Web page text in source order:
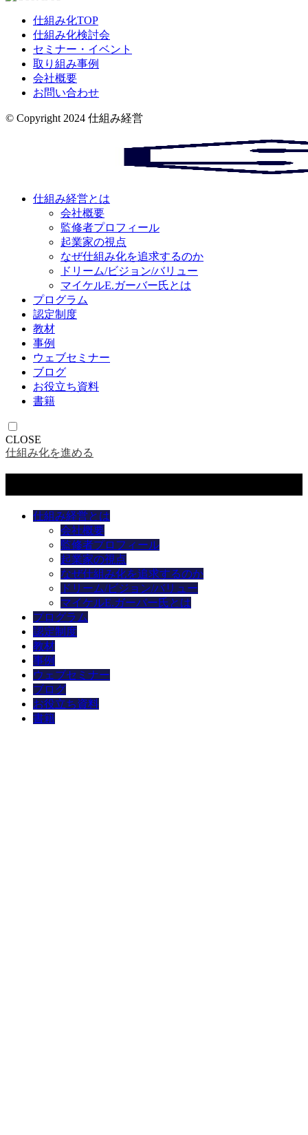
仕組み化TOP
仕組み化検討会
セミナー・イベント
取り組み事例
会社概要
お問い合わせ
© Copyright 2024 仕組み経営
仕組み経営とは
会社概要
監修者プロフィール
起業家の視点
なぜ仕組み化を追求するのか
ドリーム/ビジョン/バリュー
マイケルE.ガーバー氏とは
プログラム
認定制度
教材
事例
ウェブセミナー
ブログ
お役立ち資料
書籍
CLOSE
仕組み化を進める
仕組み経営とは
会社概要
監修者プロフィール
起業家の視点
なぜ仕組み化を追求するのか
ドリーム/ビジョン/バリュー
マイケルE.ガーバー氏とは
プログラム
認定制度
教材
事例
ウェブセミナー
ブログ
お役立ち資料
書籍